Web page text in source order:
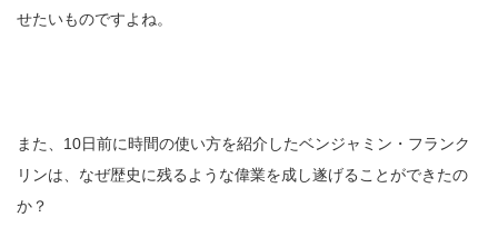
せたいものですよね。
また、10日前に時間の使い方を紹介したベンジャミン・フランク
リンは、なぜ歴史に残るような偉業を成し遂げることができたの
か？